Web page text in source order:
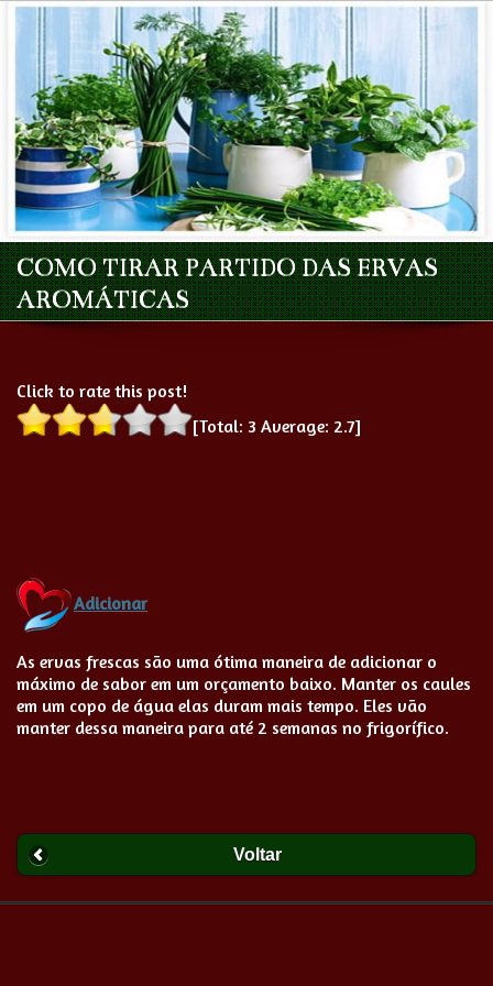
COMO TIRAR PARTIDO DAS ERVAS
AROMÁTICAS
Click to rate this post!
[Total: 3 Average: 2.7]
Adicionar
As ervas frescas são uma ótima maneira de adicionar o
máximo de sabor em um orçamento baixo. Manter os caules
em um copo de água elas duram mais tempo. Eles vão
manter dessa maneira para até 2 semanas no frigorífico.
Voltar